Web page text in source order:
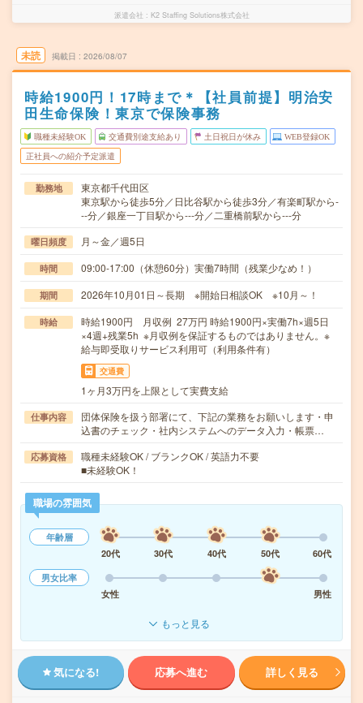
派遣会社 K2 Staffing Solutions株式会社
未読 掲載日 2026/08/07
時給1900円！17時まで＊【社員前提】明治安
田生命保険！東京で保険事務
職種未経験OK 交通費別途支給あり 土日祝日が休み WEB登録OK
正社員への紹介予定派遣
勤務地
東京都千代田区
東京駅から徒歩5分／日比谷駅から徒歩3分／有楽町駅から-
--分／銀座一丁目駅から---分／二重橋前駅から---分
曜日頻度 月～金／週5日
時間 09:00-17:00（休憩60分）実働7時間（残業少なめ！）
期間 2026年10月01日～長期 ※開始日相談OK ※10月～！
時給
時給1900円 月収例 27万円 時給1900円×実働7h×週5日
×4週+残業5h ※月収例を保証するものではありません。※
給与即受取りサービス利用可（利用条件有）
交通費
1ヶ月3万円を上限として実費支給
仕事内容
団体保険を扱う部署にて、下記の業務をお願いします・申
込書のチェック・社内システムへのデータ入力・帳票…
応募資格
職種未経験OK / ブランクOK / 英語力不要
■未経験OK！
職場の雰囲気
年齢層
20代
30代 40代 50代
60代
男女比率
女性
男性
もっと見る
気になる! 応募へ進む 詳しく見る